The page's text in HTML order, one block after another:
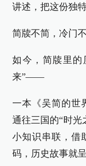
讲述，把这份独
简牍不简，冷门不
如今，简牍里的
来”——
一本《吴简的世
通往三国的“时光
小知识串联，借
码，历史故事就